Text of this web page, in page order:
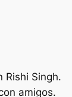
Rishi Singh.
amigos.